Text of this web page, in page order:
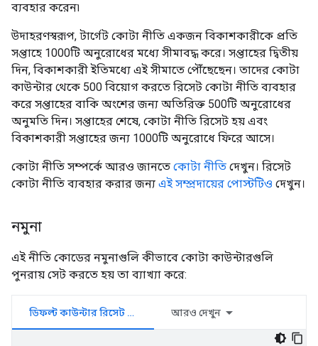
ব্যবহার করেন৷
উদাহরণস্বরূপ, টার্গেট কোটা নীতি একজন বিকাশকারীকে প্রতি
সপ্তাহে 1000টি অনুরোধের মধ্যে সীমাবদ্ধ করে। সপ্তাহের দ্বিতীয়
দিন, বিকাশকারী ইতিমধ্যে এই সীমাতে পৌঁছেছেন। তাদের কোটা
কাউন্টার থেকে 500 বিয়োগ করতে রিসেট কোটা নীতি ব্যবহার
করে সপ্তাহের বাকি অংশের জন্য অতিরিক্ত 500টি অনুরোধের
অনুমতি দিন। সপ্তাহের শেষে, কোটা নীতি রিসেট হয় এবং
বিকাশকারী সপ্তাহের জন্য 1000টি অনুরোধে ফিরে আসে।
কোটা নীতি সম্পর্কে আরও জানতে কোটা নীতি দেখুন। রিসেট
কোটা নীতি ব্যবহার করার জন্য এই সম্প্রদায়ের পোস্টটিও দেখুন।
নমুনা
এই নীতি কোডের নমুনাগুলি কীভাবে কোটা কাউন্টারগুলি
পুনরায় সেট করতে হয় তা ব্যাখ্যা করে:
ডিফল্ট কাউন্টার রিসেট করুন আরও দেখুন